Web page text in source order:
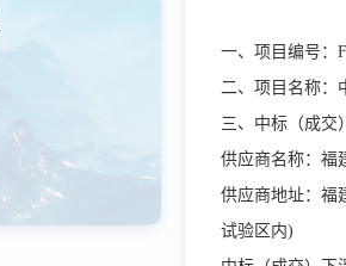
一、项目编号：
二、项目名称：
三、中标（成交
供应商名称：福
供应商地址：福
试验区内)